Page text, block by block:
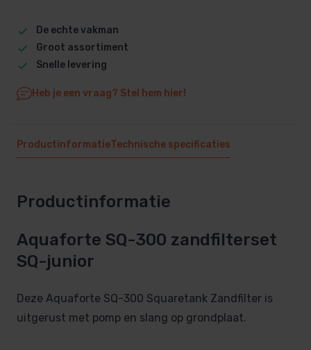
De echte vakman
Groot assortiment
Snelle levering
Heb je een vraag? Stel hem hier!
ProductinformatieTechnische specificaties
Productinformatie
Aquaforte SQ-300 zandfilterset
SQ-junior
Deze Aquaforte SQ-300 Squaretank Zandfilter is
uitgerust met pomp en slang op grondplaat.